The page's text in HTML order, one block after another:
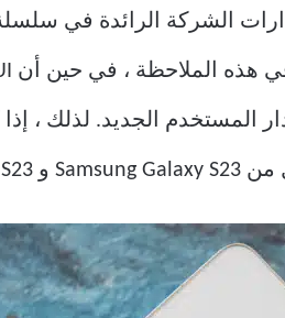
المستخدم الجديد. لذلك